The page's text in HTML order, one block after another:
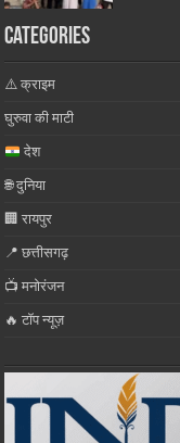
Categories
⚠️ क्राइम
घुरुवा की माटी
देश
🌐 दुनिया
🏢 रायपुर
📍 छत्तीसगढ़
📺 मनोरंजन
🔥 टॉप न्यूज़